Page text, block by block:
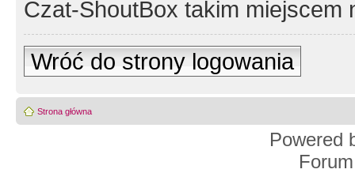
Czat-ShoutBox takim miejscem
Wróć do strony logowania
Strona główna
Powered